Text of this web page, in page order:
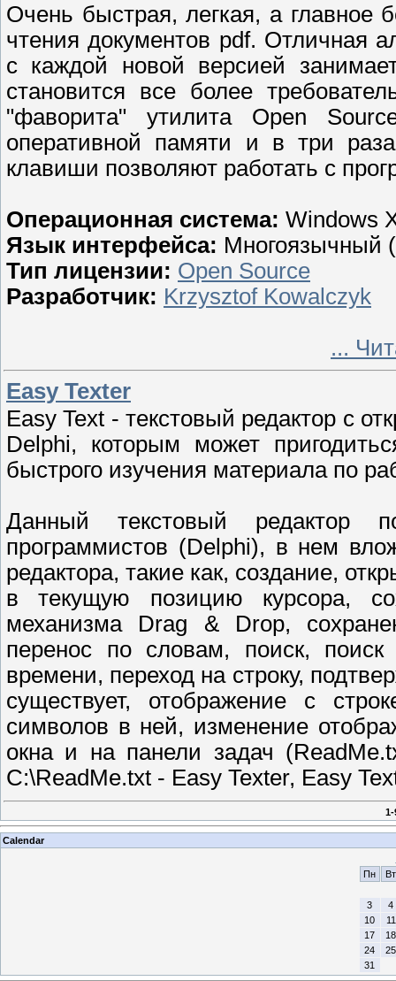
Очень быстрая, легкая, а главное
чтения документов pdf. Отличная
с каждой новой версией
становится все более
"фаворита" утилита Open
оперативной памяти и в три
клавиши позволяют работать с
Операционная система: Windows
Язык интерфейса: Многоязычный
Тип лицензии: Open Source
Разработчик: Krzysztof Kowalczyk
...
Easy Texter
Easy Text - текстовый редактор с
Delphi, которым может
быстрого изучения материала по
Данный текстовый редактор
программистов (Delphi), в нем
редактора, такие как, создание,
в текущую позицию курсора,
механизма Drag & Drop,
перенос по словам, поиск,
времени, переход на строку,
существует, отображение с
символов в ней, изменение
окна и на панели задач
C:\ReadMe.txt - Easy Texter, Easy
1-
Calendar
Пн
Вт
3
4
10
11
17
18
24
25
31